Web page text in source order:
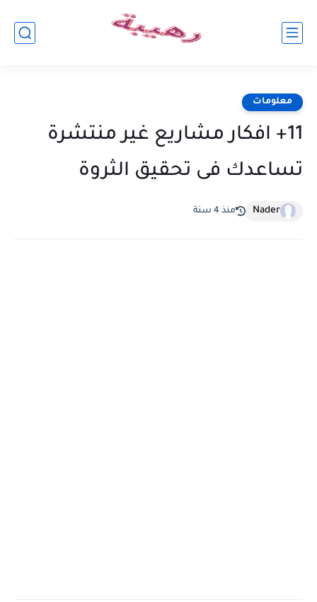
معلومات
11+ افكار مشاريع غير منتشرة
تساعدك فى تحقيق الثروة
Nader منذ 4 سنة